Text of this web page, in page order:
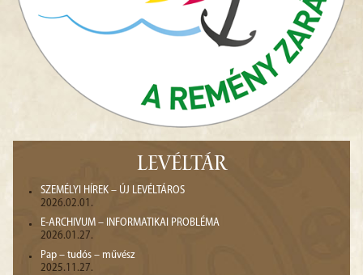
LEVÉLTÁR
SZEMÉLYI HÍREK – ÚJ LEVÉLTÁROS
2026.02.01.
E-ARCHIVUM – INFORMATIKAI PROBLÉMA
2026.01.27.
Pap – tudós – művész
2025.11.27.